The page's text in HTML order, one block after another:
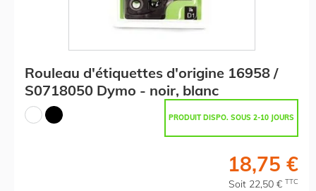
Rouleau d'étiquettes d'origine 16958 /
S0718050 Dymo - noir, blanc
PRODUIT DISPO. SOUS 2-10 JOURS
18,75 €
Soit 22,50 € TTC